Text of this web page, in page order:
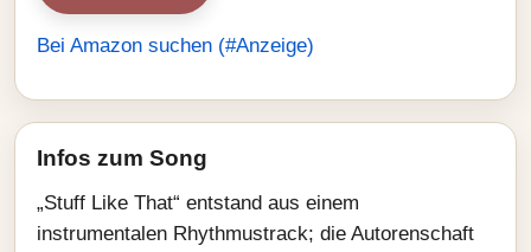
Bei Amazon suchen (#Anzeige)
Infos zum Song
„Stuff Like That“ entstand aus einem
instrumentalen Rhythmustrack; die Autorenschaft